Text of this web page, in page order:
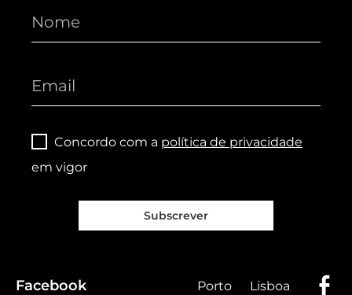
Concordo com a política de privacidade
em vigor
Subscrever
Facebook Porto Lisboa